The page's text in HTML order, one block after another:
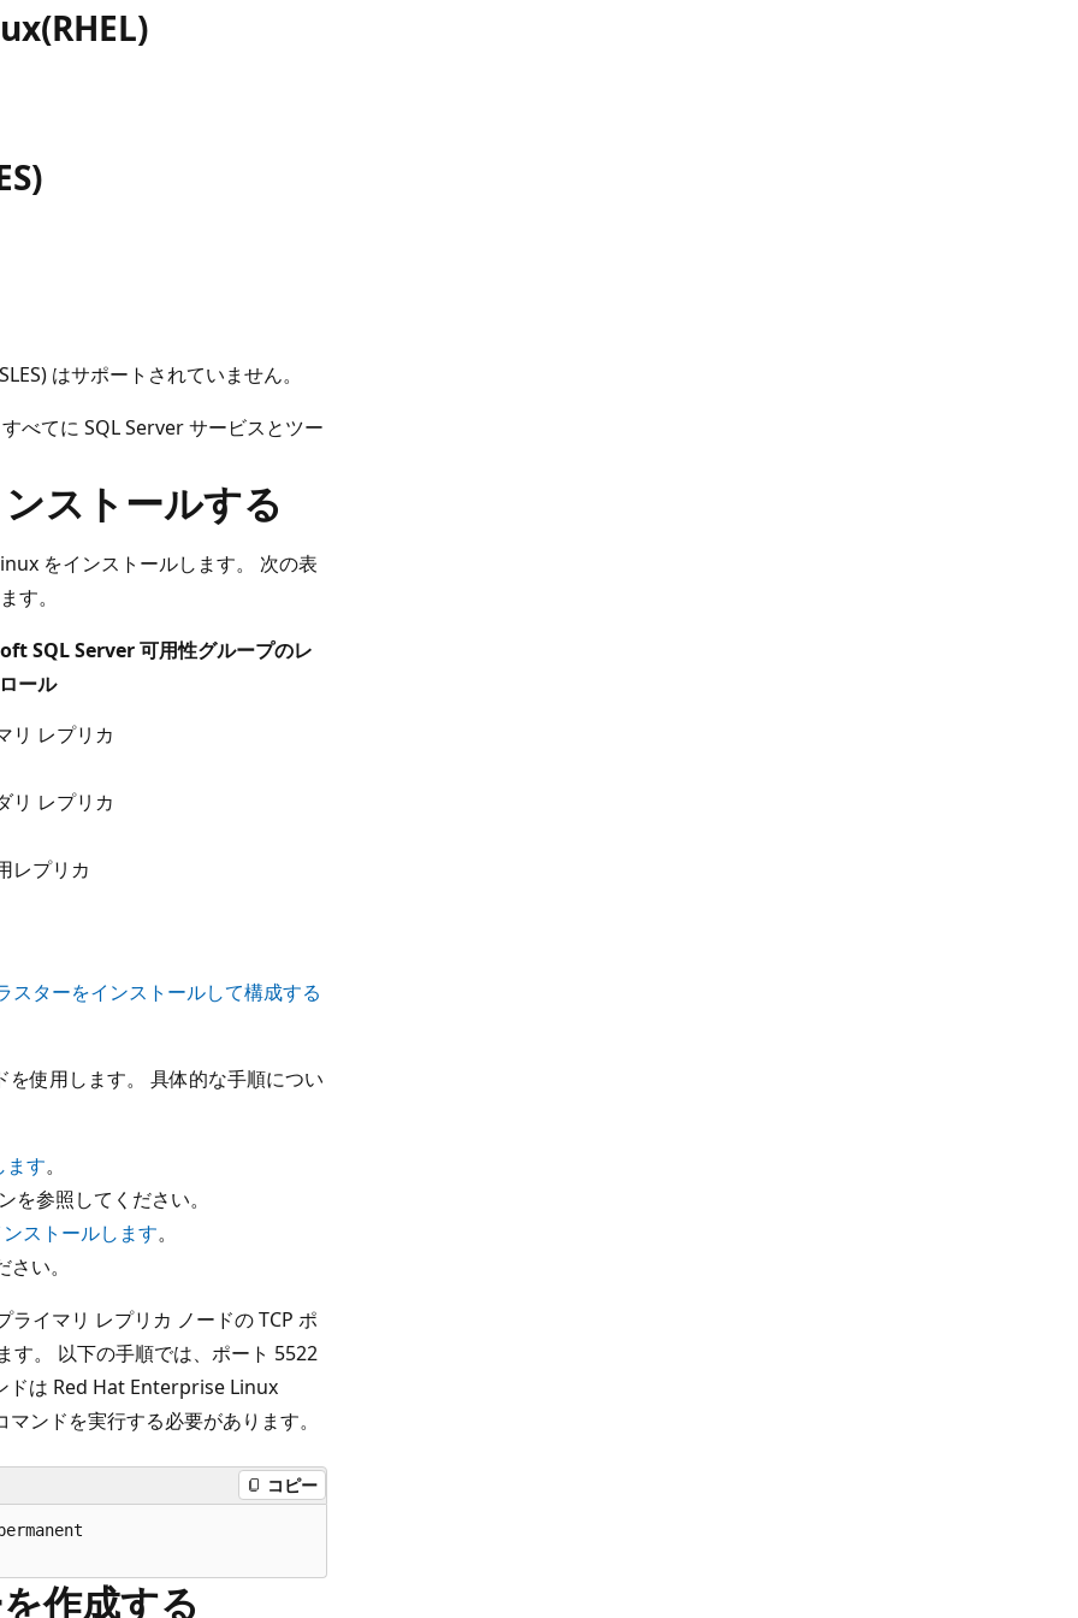
はサポートされていません。
べてに SQL Server サービスとツー
ストールする
をインストールします。 次の表
す。
SQL Server 可用性グループのレ
ール
リ レプリカ
リ レプリカ
レプリカ
ターをインストールして構成する
を使用します。 具体的な手順につい
ます。
を参照してください。
ストールします。
い。
イマリ レプリカ ノードの TCP ポ
す。 以下の手順では、ポート 5522
ドは Red Hat Enterprise Linux
ンドを実行する必要があります。
コピー
作成する